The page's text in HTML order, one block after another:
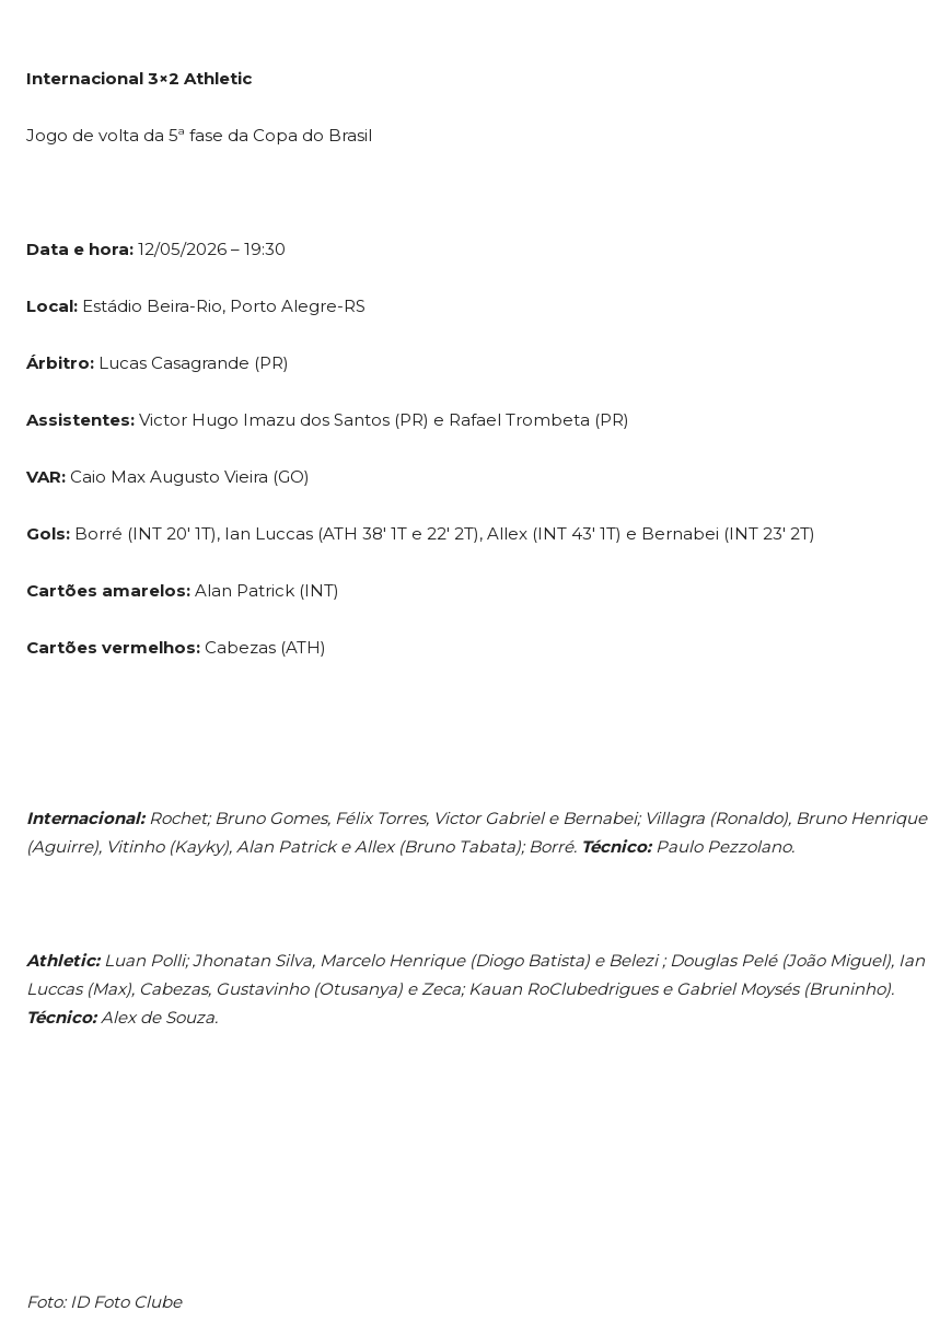
Internacional 3×2 Athletic
Jogo de volta da 5ª fase da Copa do Brasil
Data e hora: 12/05/2026 – 19:30
Local: Estádio Beira-Rio, Porto Alegre-RS
Árbitro: Lucas Casagrande (PR)
Assistentes: Victor Hugo Imazu dos Santos (PR) e Rafael Trombeta (PR)
VAR: Caio Max Augusto Vieira (GO)
Gols: Borré (INT 20′ 1T), Ian Luccas (ATH 38′ 1T e 22′ 2T), Allex (INT 43′ 1T) e Bernabei (INT 23′ 2T)
Cartões amarelos: Alan Patrick (INT)
Cartões vermelhos: Cabezas (ATH)
Internacional:Rochet; Bruno Gomes, Félix Torres, Victor Gabriel e Bernabei; Villagra (Ronaldo), Bruno Henrique
(Aguirre), Vitinho (Kayky), Alan Patrick e Allex (Bruno Tabata); Borré. Técnico:Paulo Pezzolano.
Athletic:Luan Polli; Jhonatan Silva, Marcelo Henrique (Diogo Batista) e Belezi ; Douglas Pelé (João Miguel), Ian
Luccas (Max), Cabezas, Gustavinho (Otusanya) e Zeca; Kauan RoClubedrigues e Gabriel Moysés (Bruninho).
Técnico:Alex de Souza.
Foto: ID Foto Clube